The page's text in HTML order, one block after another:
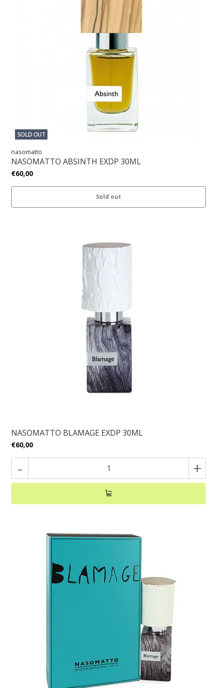
SOLD OUT
nasomatto
NASOMATTO ABSINTH EXDP 30ML
€60,00
Sold out
NASOMATTO BLAMAGE EXDP 30ML
€60,00
- +